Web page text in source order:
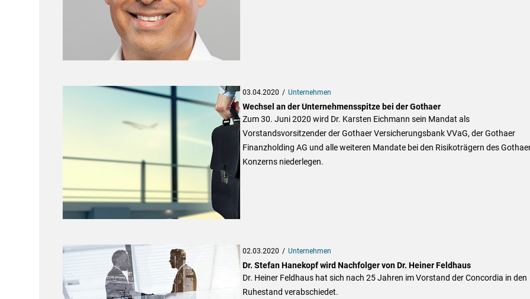
03.04.2020 Unternehmen
Wechsel an der Unternehmensspitze bei der Gothaer
Zum 30. Juni 2020 wird Dr. Karsten Eichmann sein Mandat als
Vorstandsvorsitzender der Gothaer Versicherungsbank VVaG, der Gothaer
Finanzholding AG und alle weiteren Mandate bei den Risikoträgern des
Konzerns niederlegen.
02.03.2020 Unternehmen
Dr. Stefan Hanekopf wird Nachfolger von Dr. Heiner Feldhaus
Dr. Heiner Feldhaus hat sich nach 25 Jahren im Vorstand der Concordia in den
Ruhestand verabschiedet.